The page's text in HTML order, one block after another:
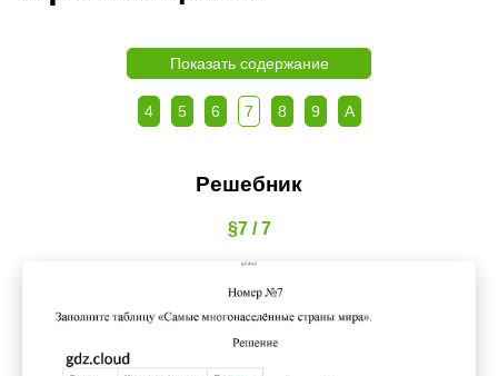
Показать содержание
4 5 6 7 8 9 А
Решебник
§7 / 7